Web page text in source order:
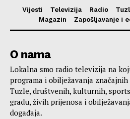
Vijesti Televizija Radio
Magazin
Zapošljavanje i
O nama
Lokalna smo radio televizija na
programa i obilježavanja
Tuzle, društvenih, kulturnih,
gradu, živih prijenosa i
događaja.